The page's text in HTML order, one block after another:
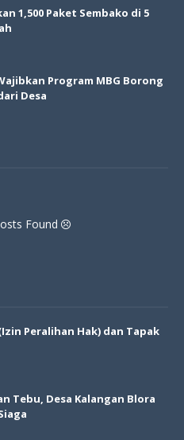
1,500 Paket Sembako di 5
Program MBG Borong
Desa
Found
Peralihan Hak) dan Tapak
Tebu, Desa Kalangan Blora